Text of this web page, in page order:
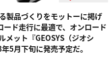
製品づくりをモットーに掲げ
ド走行に最適で、オンロード
メット『GEOSYS（ジオシ
5月下旬に発売予定だ。